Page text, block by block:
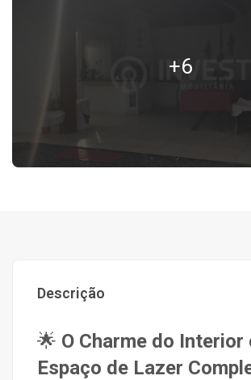
+6
Descrição
🌟 O Charme do Interior
Espaço de Lazer